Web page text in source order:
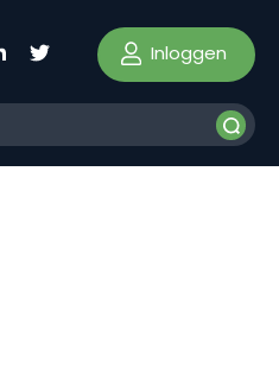
Inloggen